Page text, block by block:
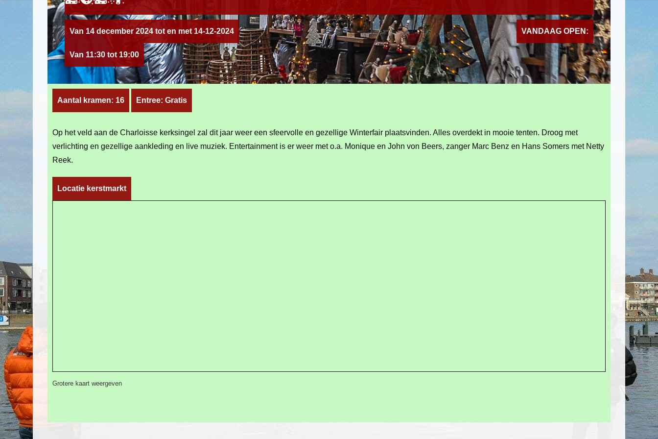
Van 14 december 2024 tot en met 14-12-2024 VANDAAG OPEN:
Van 11:30 tot 19:00
Aantal kramen: 16 Entree: Gratis
Op het veld aan de Charloisse kerksingel zal dit jaar weer een sfeervolle en gezellige Winterfair plaatsvinden. Alles overdekt in mooie tenten. Droog met
verlichting en gezellige aankleding en live muziek. Entertainment is er weer met o.a. Monique en John von Beers, zanger Marc Benz en Hans Somers met Netty
Reek.
Locatie kerstmarkt
Grotere kaart weergeven